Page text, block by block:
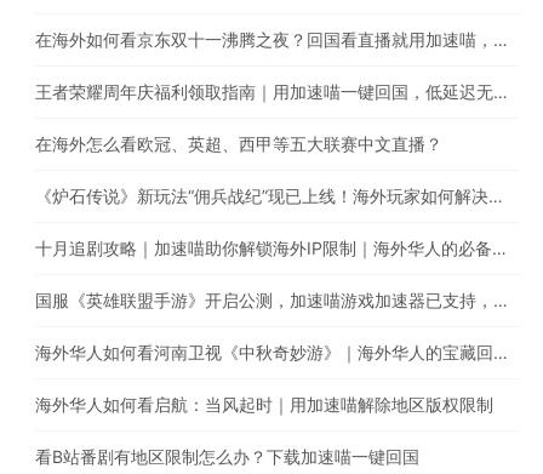
在海外如何看京东双十一沸腾之夜？回国看直播就用加速喵，一键解锁海外版权限制
王者荣耀周年庆福利领取指南｜用加速喵一键回国，低延迟无卡顿，加速国服游戏的最佳选择
在海外怎么看欧冠、英超、西甲等五大联赛中文直播？
《炉石传说》新玩法“佣兵战纪”现已上线！海外玩家如何解决延迟卡顿、丢包等问题
十月追剧攻略｜加速喵助你解锁海外IP限制｜海外华人的必备回国加速器
国服《英雄联盟手游》开启公测，加速喵游戏加速器已支持，用加速喵一键回国加速国服游戏
海外华人如何看河南卫视《中秋奇妙游》｜海外华人的宝藏回国加速器
海外华人如何看启航：当风起时｜用加速喵解除地区版权限制
看B站番剧有地区限制怎么办？下载加速喵一键回国